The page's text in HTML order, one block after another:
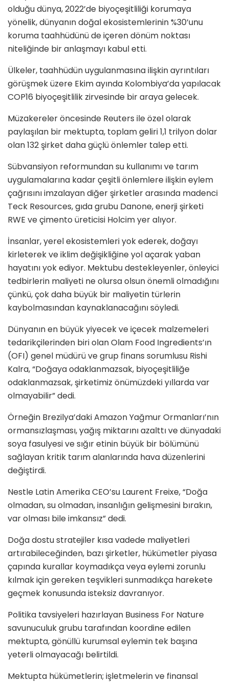
olduğu dünya, 2022’de biyoçeşitliliği korumaya
yönelik, dünyanın doğal ekosistemlerinin %30’unu
koruma taahhüdünü de içeren dönüm noktası
niteliğinde bir anlaşmayı kabul etti.
Ülkeler, taahhüdün uygulanmasına ilişkin ayrıntıları
görüşmek üzere Ekim ayında Kolombiya’da yapılacak
COP16 biyoçeşitlilik zirvesinde bir araya gelecek.
Müzakereler öncesinde Reuters ile özel olarak
paylaşılan bir mektupta, toplam geliri 1,1 trilyon dolar
olan 132 şirket daha güçlü önlemler talep etti.
Sübvansiyon reformundan su kullanımı ve tarım
uygulamalarına kadar çeşitli önlemlere ilişkin eylem
çağrısını imzalayan diğer şirketler arasında madenci
Teck Resources, gıda grubu Danone, enerji şirketi
RWE ve çimento üreticisi Holcim yer alıyor.
İnsanlar, yerel ekosistemleri yok ederek, doğayı
kirleterek ve iklim değişikliğine yol açarak yaban
hayatını yok ediyor. Mektubu destekleyenler, önleyici
tedbirlerin maliyeti ne olursa olsun önemli olmadığını
çünkü, çok daha büyük bir maliyetin türlerin
kaybolmasından kaynaklanacağını söyledi.
Dünyanın en büyük yiyecek ve içecek malzemeleri
tedarikçilerinden biri olan Olam Food Ingredients’ın
(OFI) genel müdürü ve grup finans sorumlusu Rishi
Kalra, “Doğaya odaklanmazsak, biyoçeşitliliğe
odaklanmazsak, şirketimiz önümüzdeki yıllarda var
olmayabilir” dedi.
Örneğin Brezilya’daki Amazon Yağmur Ormanları’nın
ormansızlaşması, yağış miktarını azalttı ve dünyadaki
soya fasulyesi ve sığır etinin büyük bir bölümünü
sağlayan kritik tarım alanlarında hava düzenlerini
değiştirdi.
Nestle Latin Amerika CEO’su Laurent Freixe, “Doğa
olmadan, su olmadan, insanlığın gelişmesini bırakın,
var olması bile imkansız” dedi.
Doğa dostu stratejiler kısa vadede maliyetleri
artırabileceğinden, bazı şirketler, hükümetler piyasa
çapında kurallar koymadıkça veya eylemi zorunlu
kılmak için gereken teşvikleri sunmadıkça harekete
geçmek konusunda isteksiz davranıyor.
Politika tavsiyeleri hazırlayan Business For Nature
savunuculuk grubu tarafından koordine edilen
mektupta, gönüllü kurumsal eylemin tek başına
yeterli olmayacağı belirtildi.
Mektupta hükümetlerin; işletmelerin ve finansal